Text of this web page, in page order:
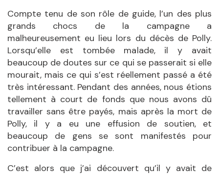
Compte tenu de son rôle de guide, l’un des plus
grands chocs de la campagne a
malheureusement eu lieu lors du décès de Polly.
Lorsqu’elle est tombée malade, il y avait
beaucoup de doutes sur ce qui se passerait si elle
mourait, mais ce qui s’est réellement passé a été
très intéressant. Pendant des années, nous étions
tellement à court de fonds que nous avons dû
travailler sans être payés, mais après la mort de
Polly, il y a eu une effusion de soutien, et
beaucoup de gens se sont manifestés pour
contribuer à la campagne.
C’est alors que j’ai découvert qu’il y avait de